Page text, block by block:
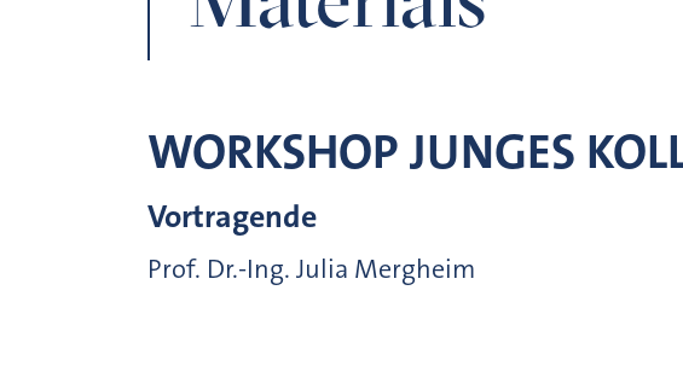
WORKSHOP JUNGES
Vortragende
Prof. Dr.-Ing. Julia Mergheim